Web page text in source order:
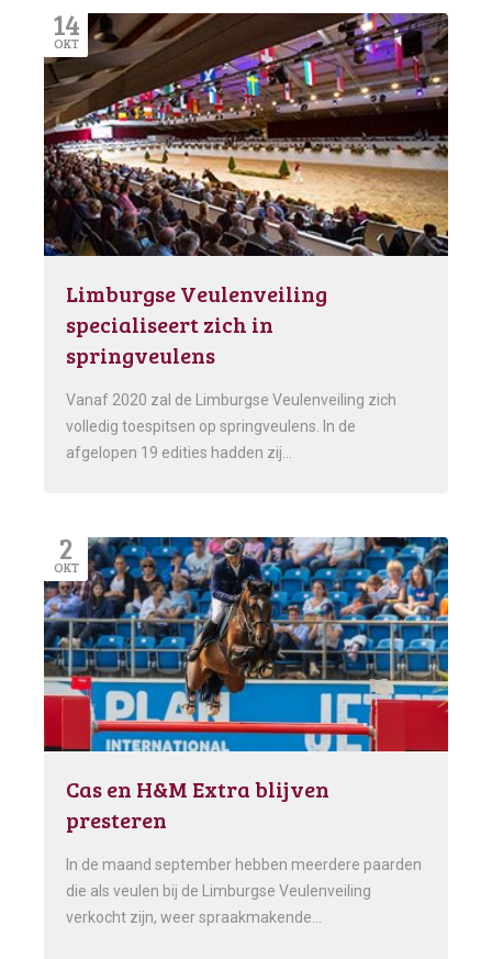
14
OKT
Limburgse Veulenveiling
specialiseert zich in
springveulens
Vanaf 2020 zal de Limburgse Veulenveiling zich
volledig toespitsen op springveulens. In de
afgelopen 19 edities hadden zij…
2
OKT
Cas en H&M Extra blijven
presteren
In de maand september hebben meerdere paarden
die als veulen bij de Limburgse Veulenveiling
verkocht zijn, weer spraakmakende…